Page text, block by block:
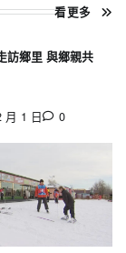
看更多
訪鄉里 與鄉親共
月 1 日
0